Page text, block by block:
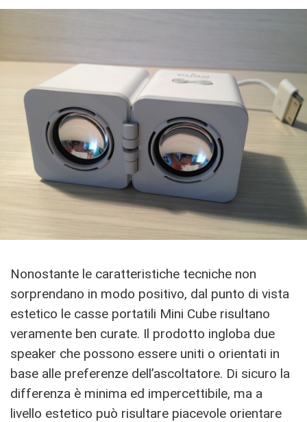
Nonostante le caratteristiche tecniche non
sorprendano in modo positivo, dal punto di vista
estetico le casse portatili Mini Cube risultano
veramente ben curate. Il prodotto ingloba due
speaker che possono essere uniti o orientati in
base alle preferenze dell’ascoltatore. Di sicuro la
differenza è minima ed impercettibile, ma a
livello estetico può risultare piacevole orientare